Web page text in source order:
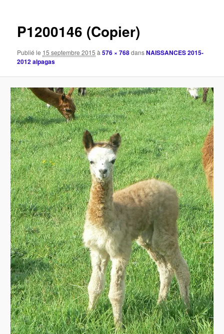
P1200146 (Copier)
Publié le 15 septembre 2015 à576 × 768dansNAISSANCES 2015-
2012 alpagas